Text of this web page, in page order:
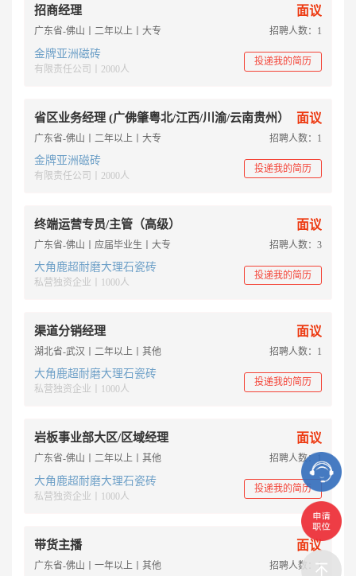
招商经理 面议
广东省-佛山丨二年以上丨大专 招聘人数：1
金牌亚洲磁砖
有限责任公司丨2000人
投递我的简历
省区业务经理 (广佛肇粤北/江西/川渝/云南贵州） 面议
广东省-佛山丨二年以上丨大专 招聘人数：1
金牌亚洲磁砖
有限责任公司丨2000人
投递我的简历
终端运营专员/主管（高级） 面议
广东省-佛山丨应届毕业生丨大专 招聘人数：3
大角鹿超耐磨大理石瓷砖
私营独资企业丨1000人
投递我的简历
渠道分销经理 面议
湖北省-武汉丨二年以上丨其他 招聘人数：1
大角鹿超耐磨大理石瓷砖
私营独资企业丨1000人
投递我的简历
岩板事业部大区/区域经理 面议
广东省-佛山丨二年以上丨其他 招聘人数：1
大角鹿超耐磨大理石瓷砖
私营独资企业丨1000人
投递我的简历
带货主播 面议
广东省-佛山丨一年以上丨其他 招聘人数：1